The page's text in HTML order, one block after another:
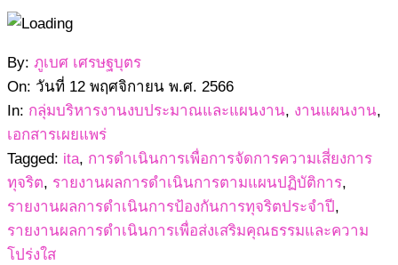
2566-
11-
12
By: ภูเบศ เศรษฐบุตร
On: วันที่ 12 พฤศจิกายน พ.ศ. 2566
In: กลุ่มบริหารงานงบประมาณและแผนงาน, งานแผนงาน,
เอกสารเผยแพร่
Tagged: ita, การดำเนินการเพื่อการจัดการความเสี่ยงการ
ทุจริต, รายงานผลการดำเนินการตามแผนปฏิบัติการ,
รายงานผลการดำเนินการป้องกันการทุจริตประจำปี,
รายงานผลการดำเนินการเพื่อส่งเสริมคุณธรรมและความ
โปร่งใส